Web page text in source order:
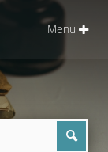
Menu